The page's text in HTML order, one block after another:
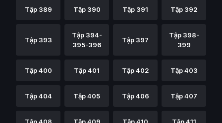
Tập 389 Tập 390 Tập 391 Tập 392
Tập 393
Tập 394-
395-396
Tập 397
Tập 398-
399
Tập 400 Tập 401 Tập 402 Tập 403
Tập 404 Tập 405 Tập 406 Tập 407